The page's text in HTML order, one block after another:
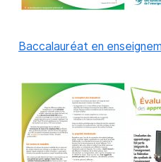
Baccalauréat en